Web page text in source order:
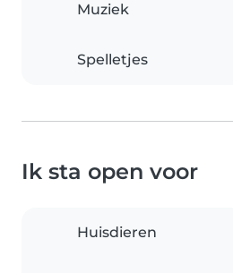
Muziek
Spelletjes
Ik sta open voor
Huisdieren